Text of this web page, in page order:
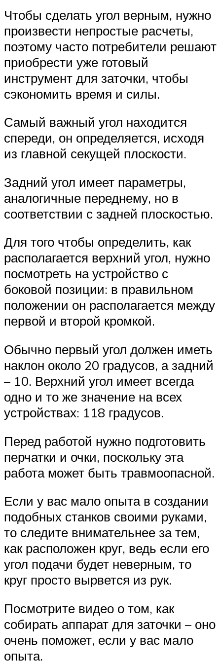
Чтобы сделать угол верным, нужно
произвести непростые расчеты,
поэтому часто потребители решают
приобрести уже готовый
инструмент для заточки, чтобы
сэкономить время и силы.
Самый важный угол находится
спереди, он определяется, исходя
из главной секущей плоскости.
Задний угол имеет параметры,
аналогичные переднему, но в
соответствии с задней плоскостью.
Для того чтобы определить, как
располагается верхний угол, нужно
посмотреть на устройство с
боковой позиции: в правильном
положении он располагается между
первой и второй кромкой.
Обычно первый угол должен иметь
наклон около 20 градусов, а задний
– 10. Верхний угол имеет всегда
одно и то же значение на всех
устройствах: 118 градусов.
Перед работой нужно подготовить
перчатки и очки, поскольку эта
работа может быть травмоопасной.
Если у вас мало опыта в создании
подобных станков своими руками,
то следите внимательнее за тем,
как расположен круг, ведь если его
угол подачи будет неверным, то
круг просто вырвется из рук.
Посмотрите видео о том, как
собирать аппарат для заточки – оно
очень поможет, если у вас мало
опыта.